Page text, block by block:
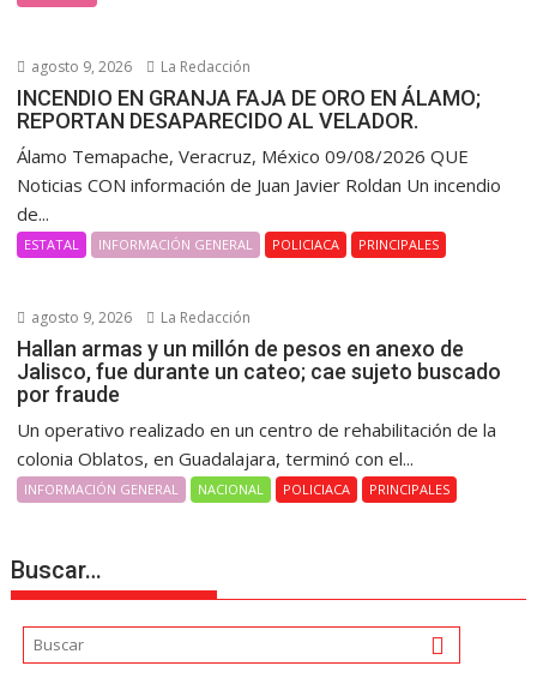
agosto 9, 2026 La Redacción
INCENDIO EN GRANJA FAJA DE ORO EN ÁLAMO;
REPORTAN DESAPARECIDO AL VELADOR.
Álamo Temapache, Veracruz, México 09/08/2026 QUE
Noticias CON información de Juan Javier Roldan Un incendio
de...
ESTATAL INFORMACIÓN GENERAL POLICIACA PRINCIPALES
agosto 9, 2026 La Redacción
Hallan armas y un millón de pesos en anexo de
Jalisco, fue durante un cateo; cae sujeto buscado
por fraude
Un operativo realizado en un centro de rehabilitación de la
colonia Oblatos, en Guadalajara, terminó con el...
INFORMACIÓN GENERAL NACIONAL POLICIACA PRINCIPALES
Buscar…